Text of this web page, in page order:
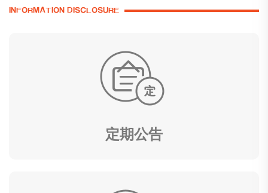
INFORMATION DISCLOSURE
定期公告